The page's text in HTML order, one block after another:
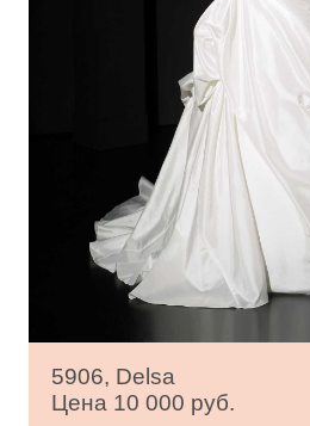
5906, Delsa
Цена 10 000 руб.